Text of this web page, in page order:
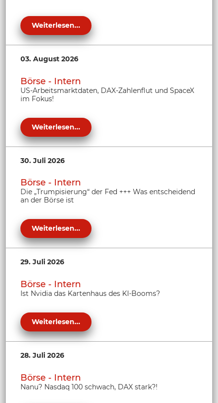
Weiterlesen...
03. August 2026
Börse - Intern
US-Arbeitsmarktdaten, DAX-Zahlenflut und SpaceX
im Fokus!
Weiterlesen...
30. Juli 2026
Börse - Intern
Die „Trumpisierung“ der Fed +++ Was entscheidend
an der Börse ist
Weiterlesen...
29. Juli 2026
Börse - Intern
Ist Nvidia das Kartenhaus des KI-Booms?
Weiterlesen...
28. Juli 2026
Börse - Intern
Nanu? Nasdaq 100 schwach, DAX stark?!